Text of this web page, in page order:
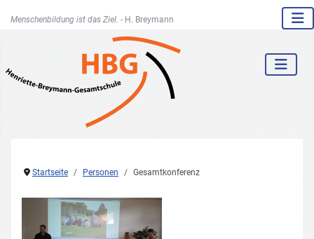
Menschenbildung ist das Ziel. - H. Breymann
Startseite Personen Gesamtkonferenz